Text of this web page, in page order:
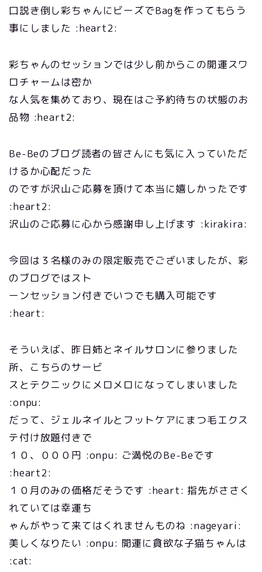
口説き倒し彩ちゃんにビーズでBagを作ってもらう
事にしました :heart2:
彩ちゃんのセッションでは少し前からこの開運スワ
ロチャームは密か
な人気を集めており、現在はご予約待ちの状態のお
品物 :heart2:
Be-Beのブログ読者の皆さんにも気に入っていただ
けるか心配だった
のですが沢山ご応募を頂けて本当に嬉しかったです
:heart2:
沢山のご応募に心から感謝申し上げます :kirakira:
今回は３名様のみの限定販売でございましたが、彩
のブログではスト
ーンセッション付きでいつでも購入可能です
:heart:
そういえば、昨日姉とネイルサロンに参りました
所、こちらのサービ
スとテクニックにメロメロになってしまいました
:onpu:
だって、ジェルネイルとフットケアにまつ毛エクス
テ付け放題付きで
１０、０００円 :onpu: ご満悦のBe-Beです
:heart2:
１０月のみの価格だそうです :heart: 指先がささく
れていては幸運ち
ゃんがやって来てはくれませんものね :nageyari:
美しくなりたい :onpu: 開運に貪欲な子猫ちゃんは
:cat: